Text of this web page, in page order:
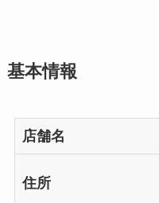
基本情報
店舗名
住所